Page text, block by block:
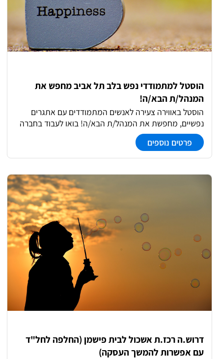
וקידום לתפקידי ניהול והובלה הכשרות מקצועיות והדרכות
שוטפות ומעשירות אפשרות ללימודי תואר שני: המלצה חמה
לאחר שנה + סבסוד לימודים רוצה להצטרף למקום שבו
שליחות, מקצועיות ולב גדול נפגשים? שלח/י קורות חיים
והצטרף/י למשפחה של "לב לנפש".
הוסטל למתמודדי נפש בלב תל אביב מחפש את
המנהל/ת הבא/ה!
הוסטל באווירה צעירה לאנשים המתמודדים עם אתגרים
נפשיים, מחפשת את המנהל/ת הבא/ה! בואו לעבוד בחברה
משפחתית, מקדמת, מעצימה ומאפשרת! מה בתפקיד?
הדרכה רגשית, תהליכית וניהולית. יכולת מיון וגיוס במקצועות
הטיפול. עבודה תחת לחץ וזמינות מלאה. תנאים מצוינים
פרטים נוספים
דרוש.ה רכז.ת אשכול לבית פישמן (החלפה לחל"ד
עם אפשרות להמשך העסקה)